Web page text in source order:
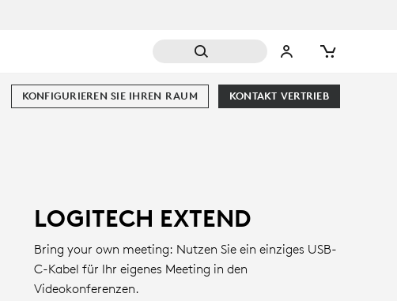
KONTAKT VERTRIEB
KONFIGURIEREN SIE IHREN RAUM
LOGITECH EXTEND
Bring your own meeting: Nutzen Sie ein einziges USB-
C-Kabel für Ihr eigenes Meeting in den
Videokonferenzen.